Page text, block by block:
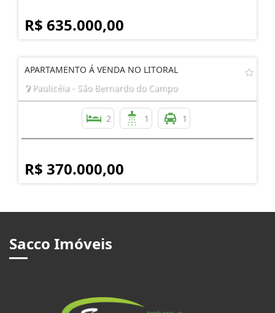
R$ 635.000,00
APARTAMENTO Á VENDA NO LITORAL
Paulicéia - São Bernardo do Campo
2 1 1
R$ 370.000,00
Sacco Imóveis